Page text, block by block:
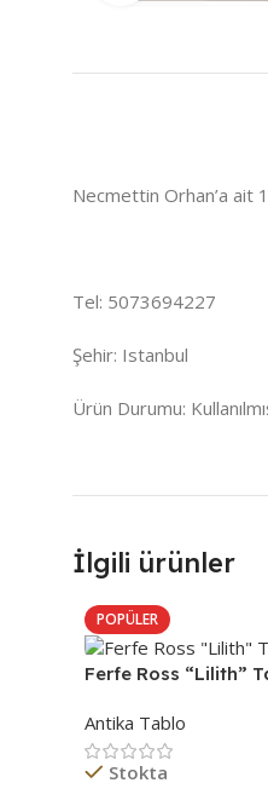
Necmettin Orhan’a ait
Tel: 5073694227
Şehir: Istanbul
Ürün Durumu:
İlgili ürünler
POPÜLER
Ferfe Ross “Lilith”
Antika Tablo
Stokta